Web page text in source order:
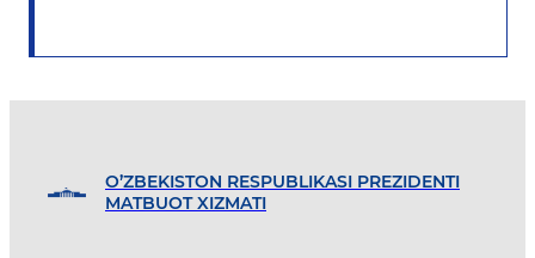
O’ZBEKISTON RESPUBLIKASI PREZIDENTI
MATBUOT XIZMATI